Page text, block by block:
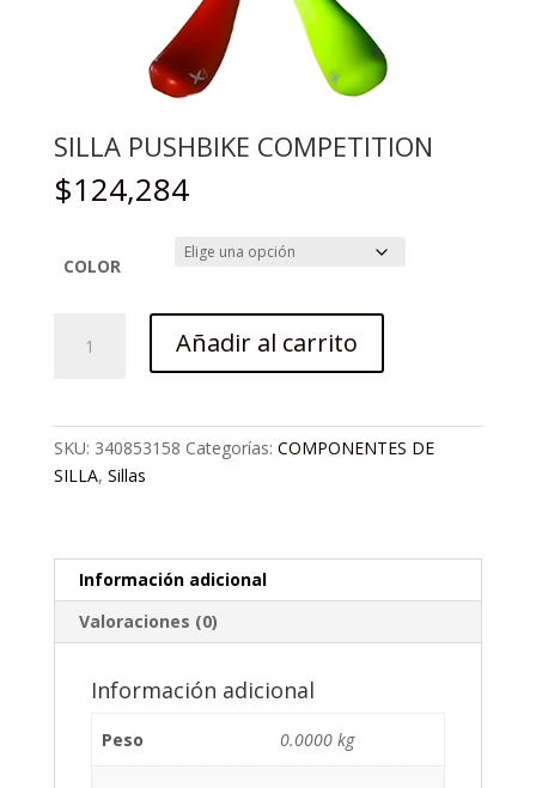
SILLA PUSHBIKE COMPETITION
$124,284
COLOR
PUSHBIKE
COMPETITION
Añadir al carrito
SKU: 340853158 Categorías: COMPONENTES DE
SILLA, Sillas
Información adicional
Valoraciones (0)
Información adicional
Peso 0.0000 kg